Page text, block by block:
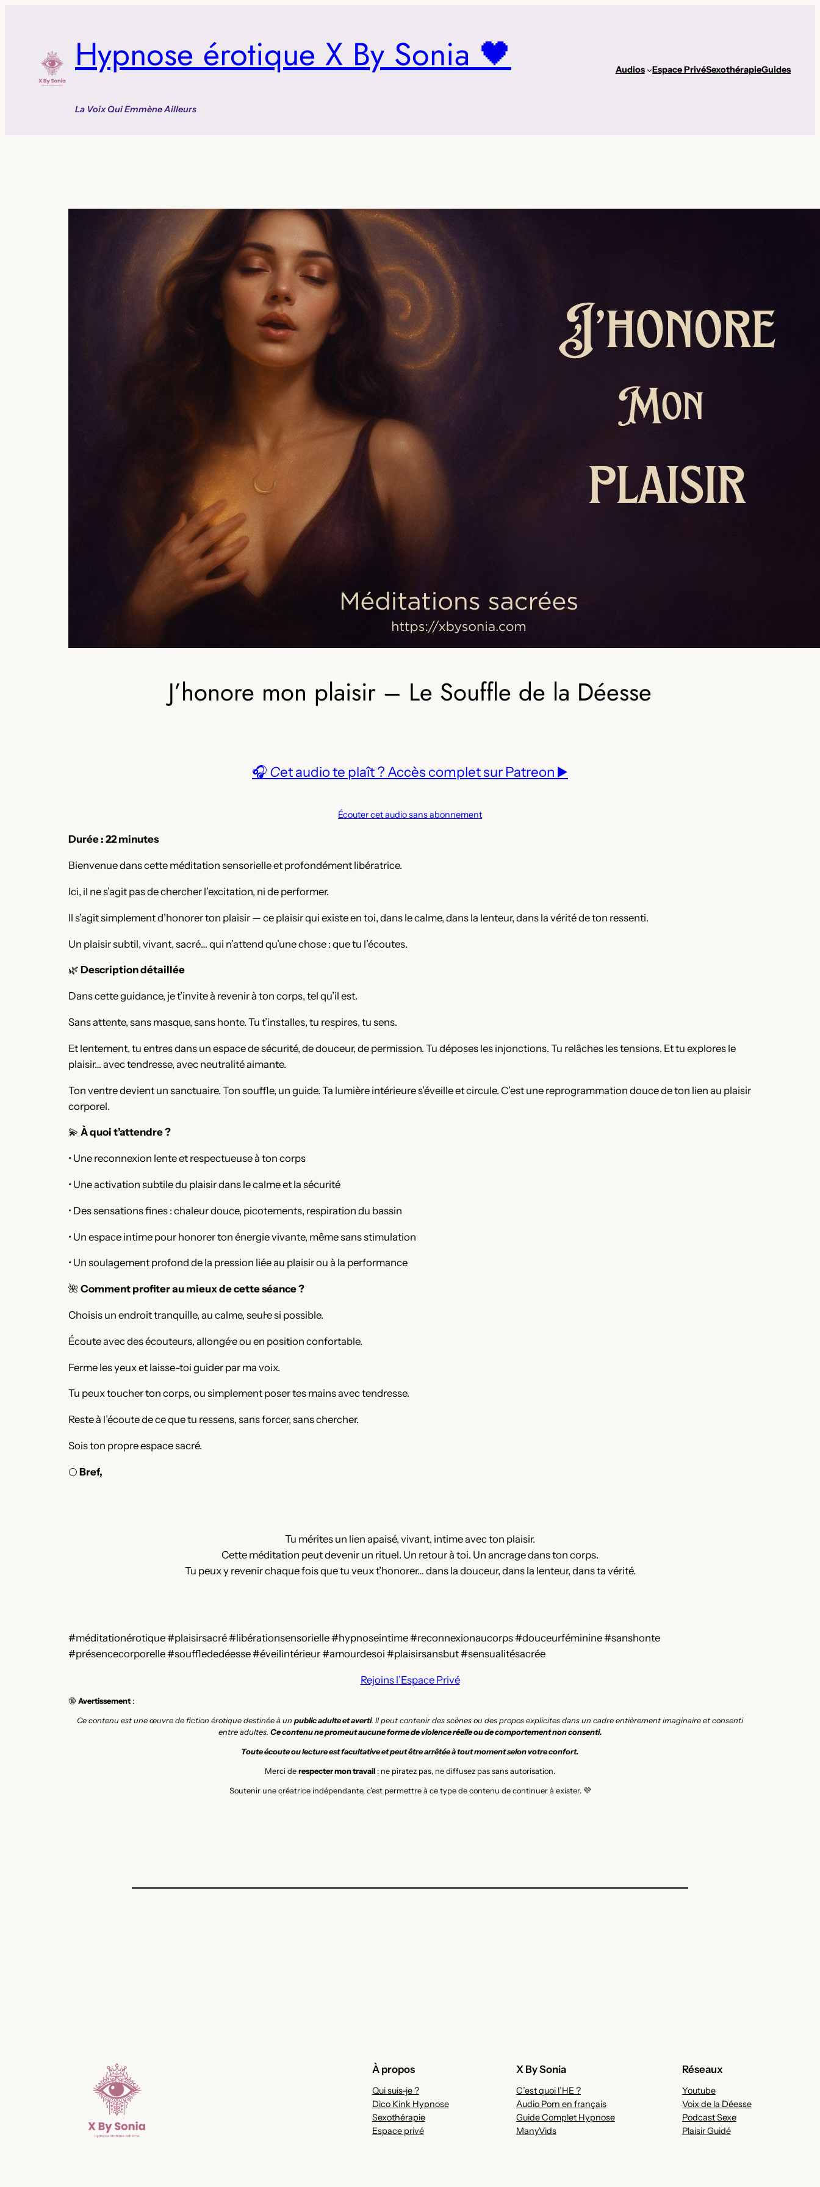
Hypnose érotique X By Sonia 🖤
La Voix Qui Emmène Ailleurs
Audios Espace PrivéSexothérapieGuides
J’honore mon plaisir – Le Souffle de la Déesse
🎧 Cet audio te plaît ? Accès complet sur Patreon ▶️
Écouter cet audio sans abonnement
Durée : 22 minutes
Bienvenue dans cette méditation sensorielle et profondément libératrice.
Ici, il ne s’agit pas de chercher l’excitation, ni de performer.
Il s’agit simplement d’honorer ton plaisir — ce plaisir qui existe en toi, dans le calme, dans la lenteur, dans la vérité de ton ressenti.
Un plaisir subtil, vivant, sacré… qui n’attend qu’une chose : que tu l’écoutes.
🌿 Description détaillée
Dans cette guidance, je t’invite à revenir à ton corps, tel qu’il est.
Sans attente, sans masque, sans honte. Tu t’installes, tu respires, tu sens.
Et lentement, tu entres dans un espace de sécurité, de douceur, de permission. Tu déposes les injonctions. Tu relâches les tensions. Et tu explores le
plaisir… avec tendresse, avec neutralité aimante.
Ton ventre devient un sanctuaire. Ton souffle, un guide. Ta lumière intérieure s’éveille et circule. C’est une reprogrammation douce de ton lien au plaisir
corporel.
💫 À quoi t’attendre ?
• Une reconnexion lente et respectueuse à ton corps
• Une activation subtile du plaisir dans le calme et la sécurité
• Des sensations fines : chaleur douce, picotements, respiration du bassin
• Un espace intime pour honorer ton énergie vivante, même sans stimulation
• Un soulagement profond de la pression liée au plaisir ou à la performance
🌺 Comment profiter au mieux de cette séance ?
Choisis un endroit tranquille, au calme, seul·e si possible.
Écoute avec des écouteurs, allongé·e ou en position confortable.
Ferme les yeux et laisse-toi guider par ma voix.
Tu peux toucher ton corps, ou simplement poser tes mains avec tendresse.
Reste à l’écoute de ce que tu ressens, sans forcer, sans chercher.
Sois ton propre espace sacré.
🌕 Bref,
Tu mérites un lien apaisé, vivant, intime avec ton plaisir.
Cette méditation peut devenir un rituel. Un retour à toi. Un ancrage dans ton corps.
Tu peux y revenir chaque fois que tu veux t’honorer… dans la douceur, dans la lenteur, dans ta vérité.
#méditationérotique #plaisirsacré #libérationsensorielle #hypnoseintime #reconnexionaucorps #douceurféminine #sanshonte
#présencecorporelle #soufflededéesse #éveilintérieur #amourdesoi #plaisirsansbut #sensualitésacrée
Rejoins l’Espace Privé
🔞 Avertissement :
Ce contenu est une œuvre de fiction érotique destinée à un public adulte et averti. Il peut contenir des scènes ou des propos explicites dans un cadre entièrement imaginaire et consenti
entre adultes. Ce contenu ne promeut aucune forme de violence réelle ou de comportement non consenti.
Toute écoute ou lecture est facultative et peut être arrêtée à tout moment selon votre confort.
Merci de respecter mon travail : ne piratez pas, ne diffusez pas sans autorisation.
Soutenir une créatrice indépendante, c’est permettre à ce type de contenu de continuer à exister. 💜
À propos
Qui suis-je ?
Dico Kink Hypnose
Sexothérapie
Espace privé
X By Sonia
C’est quoi l’HE ?
Audio Porn en français
Guide Complet Hypnose
ManyVids
Réseaux
Youtube
Voix de la Déesse
Podcast Sexe
Plaisir Guidé